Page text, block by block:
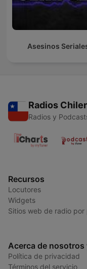
Asesinos
Radios
Radios y
Recursos
Locutores
Widgets
Sitios web de radio por
Acerca de
Política de privacidad
Términos del servicio